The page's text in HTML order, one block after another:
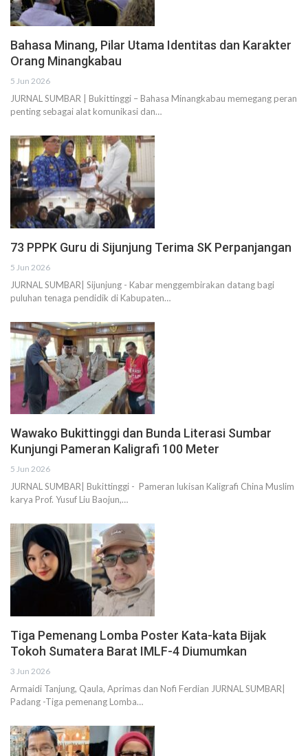
Bahasa Minang, Pilar Utama Identitas dan Karakter
Orang Minangkabau
5 Jun 2026
JURNAL SUMBAR | Bukittinggi – Bahasa Minangkabau memegang peran
penting sebagai alat komunikasi dan…
73 PPPK Guru di Sijunjung Terima SK Perpanjangan
5 Jun 2026
JURNAL SUMBAR| Sijunjung - Kabar menggembirakan datang bagi
puluhan tenaga pendidik di Kabupaten…
Wawako Bukittinggi dan Bunda Literasi Sumbar
Kunjungi Pameran Kaligrafi 100 Meter
5 Jun 2026
JURNAL SUMBAR| Bukittinggi - Pameran lukisan Kaligrafi China Muslim
karya Prof. Yusuf Liu Baojun,…
Tiga Pemenang Lomba Poster Kata-kata Bijak
Tokoh Sumatera Barat IMLF-4 Diumumkan
3 Jun 2026
Armaidi Tanjung, Qaula, Aprimas dan Nofi Ferdian JURNAL SUMBAR|
Padang -Tiga pemenang Lomba…